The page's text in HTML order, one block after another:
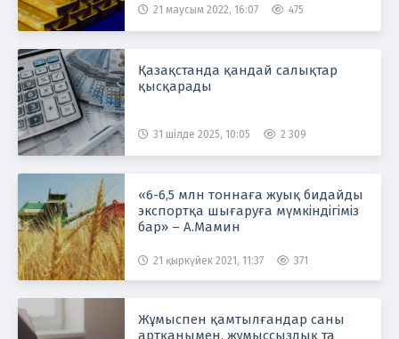
21 маусым 2022, 16:07 475
Қазақстанда қандай салықтар
қысқарады
31 шілде 2025, 10:05 2 309
«6-6,5 млн тоннаға жуық бидайды
экспортқа шығаруға мүмкіндігіміз
бар» – А.Мамин
21 қыркүйек 2021, 11:37 371
Жұмыспен қамтылғандар саны
артқанымен, жұмыссыздық та